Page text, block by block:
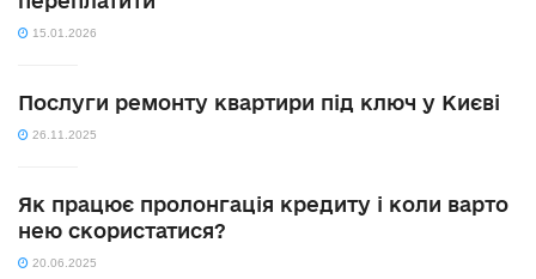
15.01.2026
Послуги ремонту квартири під ключ у Києві
26.11.2025
Як працює пролонгація кредиту і коли варто
нею скористатися?
20.06.2025